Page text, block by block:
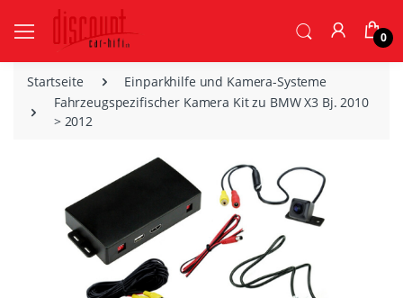
0
Startseite
Einparkhilfe und Kamera-Systeme
Fahrzeugspezifischer Kamera Kit zu BMW X3 Bj. 2010
> 2012